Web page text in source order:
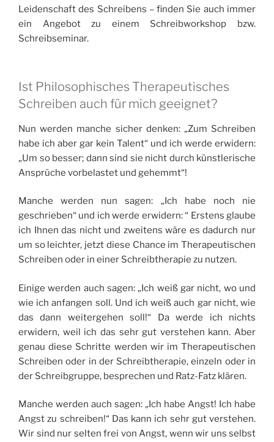
Leidenschaft des Schreibens – finden Sie auch immer
ein Angebot zu einem Schreibworkshop bzw.
Schreibseminar.
Ist Philosophisches Therapeutisches
Schreiben auch für mich geeignet?
Nun werden manche sicher denken: „Zum Schreiben
habe ich aber gar kein Talent“ und ich werde erwidern:
„Um so besser; dann sind sie nicht durch künstlerische
Ansprüche vorbelastet und gehemmt“!
Manche werden nun sagen: „Ich habe noch nie
geschrieben“ und ich werde erwidern: “ Erstens glaube
ich Ihnen das nicht und zweitens wäre es dadurch nur
um so leichter, jetzt diese Chance im Therapeutischen
Schreiben oder in einer Schreibtherapie zu nutzen.
Einige werden auch sagen: „Ich weiß gar nicht, wo und
wie ich anfangen soll. Und ich weiß auch gar nicht, wie
das dann weitergehen soll!“ Da werde ich nichts
erwidern, weil ich das sehr gut verstehen kann. Aber
genau diese Schritte werden wir im Therapeutischen
Schreiben oder in der Schreibtherapie, einzeln oder in
der Schreibgruppe, besprechen und Ratz-Fatz klären.
Manche werden auch sagen: „Ich habe Angst! Ich habe
Angst zu schreiben!“ Das kann ich sehr gut verstehen.
Wir sind nur selten frei von Angst, wenn wir uns selbst